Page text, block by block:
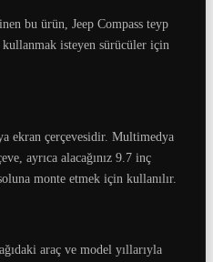
bu ürün, Jeep Compass teyp
isteyen sürücüler için
ekran çerçevesidir. Multimedya
ayrıca alacağınız 9.7 inç
monte etmek için kullanılır.
araç ve model yıllarıyla